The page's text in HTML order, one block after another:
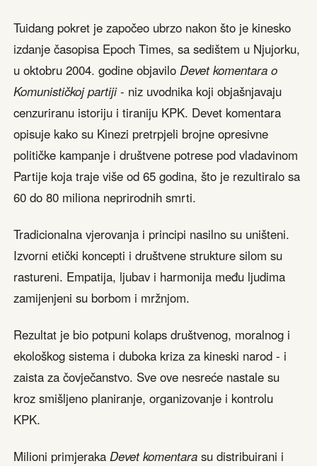
Tuidang pokret je započeo ubrzo nakon što je kinesko
izdanje časopisa Epoch Times, sa sedištem u Njujorku,
u oktobru 2004. godine objaviloDevet komentara o
Komunističkoj partiji- niz uvodnika koji objašnjavaju
cenzuriranu istoriju i tiraniju KPK. Devet komentara
opisuje kako su Kinezi pretrpjeli brojne opresivne
političke kampanje i društvene potrese pod vladavinom
Partije koja traje više od 65 godina, što je rezultiralo sa
60 do 80 miliona neprirodnih smrti.
Tradicionalna vjerovanja i principi nasilno su uništeni.
Izvorni etički koncepti i društvene strukture silom su
rastureni. Empatija, ljubav i harmonija među ljudima
zamijenjeni su borbom i mržnjom.
Rezultat je bio potpuni kolaps društvenog, moralnog i
ekološkog sistema i duboka kriza za kineski narod - i
zaista za čovječanstvo. Sve ove nesreće nastale su
kroz smišljeno planiranje, organizovanje i kontrolu
KPK.
Milioni primjerakaDevet komentara su distribuirani i